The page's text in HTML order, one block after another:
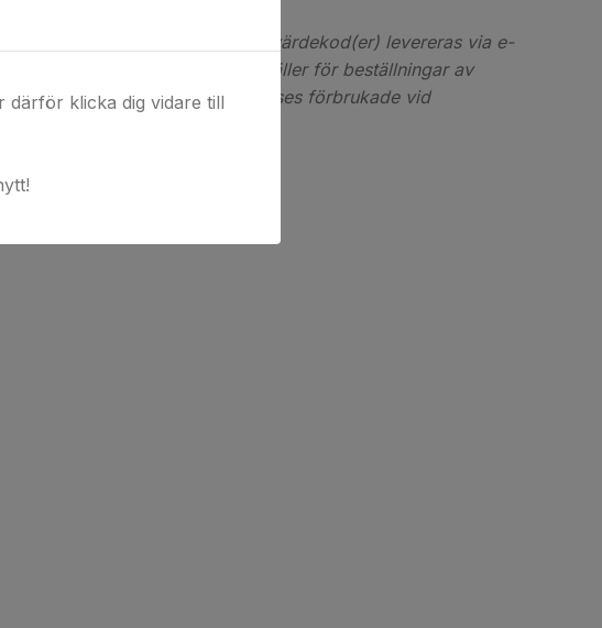
är en digital produkt. Digital(a) värdekod(er) levereras via e-
Observera att ångerrätten inte gäller för beställningar av
värdekod(er) då koderna anses förbrukade vid
därför klicka dig vidare till